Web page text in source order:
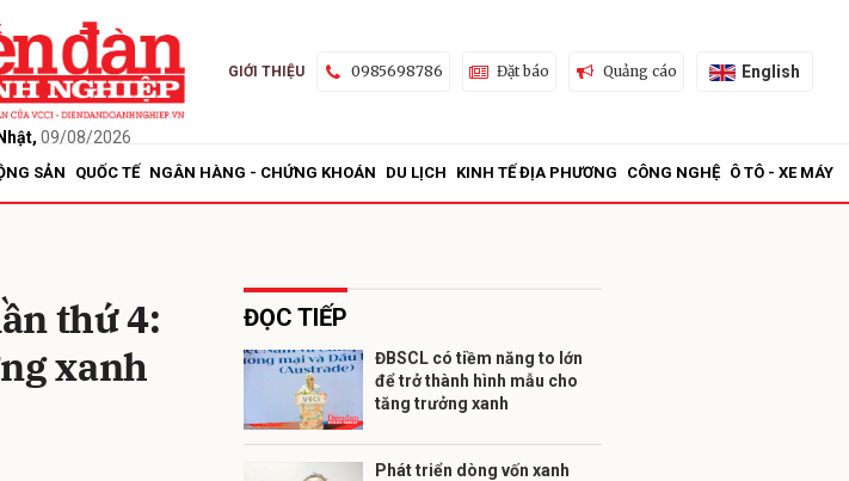
09/08/2026
GIỚI THIỆU 0985698786 Đặt báo Quảng cáo English
SẢN QUỐC TẾ NGÂN HÀNG - CHỨNG KHOÁN DU LỊCH KINH TẾ ĐỊA PHƯƠNG CÔNG NGHỆ Ô TÔ - XE MÁY
thứ 4:
xanh
ĐỌC TIẾP
ĐBSCL có tiềm năng to lớn
để trở thành hình mẫu cho
tăng trưởng xanh
Phát triển dòng vốn xanh
Gửi